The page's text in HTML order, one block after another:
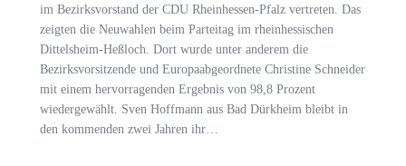
im Bezirksvorstand der CDU Rheinhessen-Pfalz vertreten. Das
zeigten die Neuwahlen beim Parteitag im rheinhessischen
Dittelsheim-Heßloch. Dort wurde unter anderem die
Bezirksvorsitzende und Europaabgeordnete Christine Schneider
mit einem hervorragenden Ergebnis von 98,8 Prozent
wiedergewählt. Sven Hoffmann aus Bad Dürkheim bleibt in
den kommenden zwei Jahren ihr…